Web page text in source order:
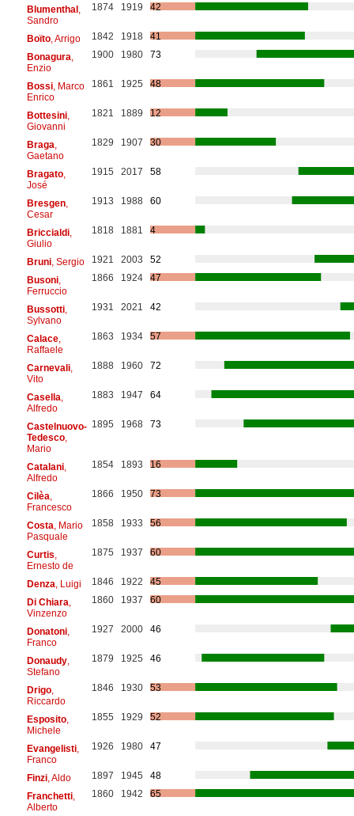
Blumenthal,
Sandro
1874 1919 42
Boïto, Arrigo 1842 1918
41
Bonagura
Enzio
1900 1980 73
Bossi, Marco
Enrico
1861 1925 48
Bottesini,
Giovanni
1821 1889 12
Braga
Gaetano
1829 1907 30
Bragato,
José
1915 2017 58
Bresgen,
Cesar
1913 1988 60
Briccialdi,
Giulio
1818 1881 4
Bruni, Sergio 1921 2003
52
Busoni,
Ferruccio
1866 1924 47
Bussotti,
Sylvano
1931 2021 42
Calace,
Raffaele
1863 1934 57
Carnevali,
Vito
1888 1960 72
Casella
Alfredo
1883 1947 64
Castelnuovo-
Tedesco,
Mario
1895 1968 73
Catalani,
Alfredo
1854 1893 16
Cilèa
Francesco
1866 1950 73
Costa , Mario
Pasquale
1858 1933 56
Curtis
Ernesto de
1875 1937 60
Denza , Luigi 1846 1922
45
Di Chiara
Vinzenzo
1860 1937 60
Donatoni,
Franco
1927 2000 46
Donaudy,
Stefano
1879 1925 46
Drigo,
Riccardo
1846 1930 53
Esposito,
Michele
1855 1929 52
Evangelisti,
Franco
1926 1980 47
Finzi, Aldo 1897 1945
48
Franchetti,
Alberto
1860 1942 65